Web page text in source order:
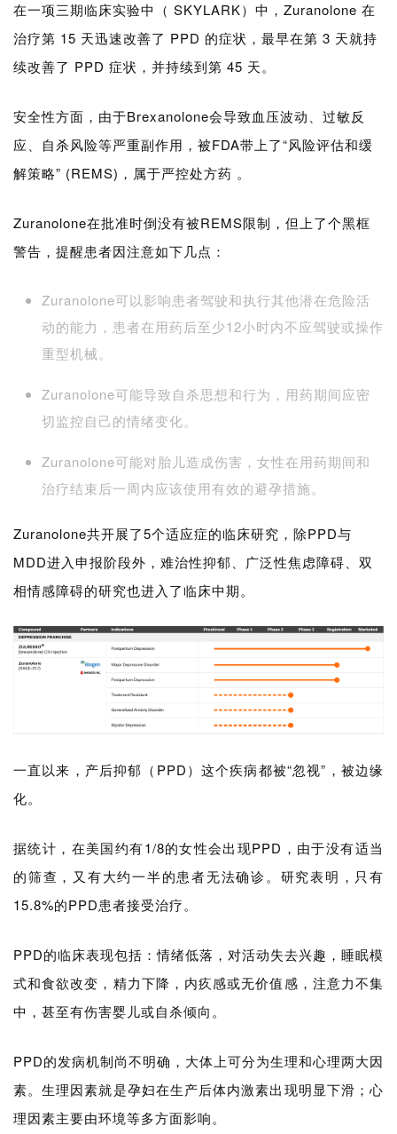
药
资
讯
视
频
专
精
彩
活
B
投
在一项三期临床实验中（ SKYLARK） 中， Zuranolone 在
治疗第 15 天迅速改善了 PPD 的症状，最早在第 3 天就持
续改善了 PPD 症状，并持续到第 45 天。
安全性方面，由于Brexanolone会导致血压波动、过敏反
应、自杀风险等严重副作用，被FDA带上了“风险评估和缓
解策略” (REMS)，属于严控处方药 。
Zuranolone在批准时倒没有被REMS限制，但上了个黑框
警告，提醒患者因注意如下几点：
Zuranolone可以影响患者驾驶和执行其他潜在危险活
动的能力， 患者在用药后至少12小时内不应驾驶或操作
重型机械。
Zuranolone可能导致自杀思想和行为，用药期间应密
切监控自己的情绪变化。
Zuranolone可能对胎儿造成伤害，女性在用药期间和
治疗结束后一周内应该使用有效的避孕措施。
Zuranolone共开展了5个适应症的临床研究，除PPD与
MDD进入申报阶段外，难治性抑郁、广泛性焦虑障碍、双
相情感障碍的研究也进入了临床中期。
一直以来，产后抑郁（PPD）这个疾病都被“忽视”，被边缘
化。
据统计，在美国约有1/8的女性会出现PPD，由于没有适当
的筛查，又有大约一半的患者无法确诊。 研究表明，只有
15.8%的PPD患者接受治疗。
PPD的临床表现包括：情绪低落，对活动失去兴趣，睡眠模
式和食欲改变，精力下降，内疚感或无价值感，注意力不集
中，甚至有伤害婴儿或自杀倾向。
PPD的发病机制尚不明确，大体上可分为生理和心理两大因
素。生理因素就是孕妇在生产后体内激素出现明显下滑；心
理因素主要由环境等多方面影响。